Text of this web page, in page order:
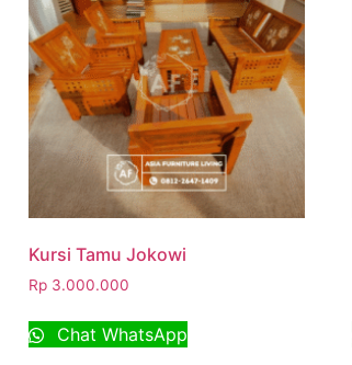
Kursi Tamu Jokowi
Rp 3.000.000
Chat WhatsApp